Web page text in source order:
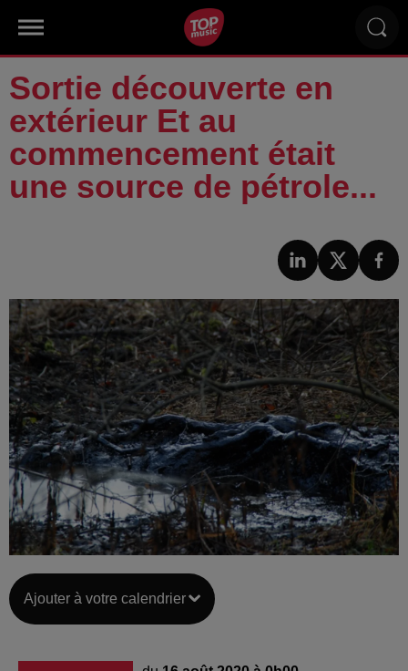
Sortie découverte en
extérieur Et au
commencement était
une source de pétrole...
Ajouter à votre calendrier